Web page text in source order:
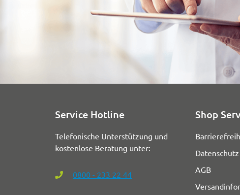
Service Hotline
Telefonische Unterstützung und
kostenlose Beratung unter:
0800 - 233 22 44
Shop
Datenschutz
AGB